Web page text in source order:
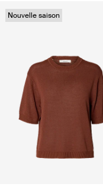
Nouvelle saison